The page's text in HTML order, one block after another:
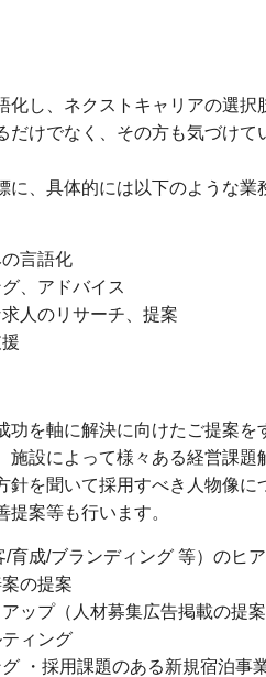
し、ネクストキャリアの選択
けでなく、その方も気づけて
、具体的には以下のような業
言語化
、アドバイス
人のリサーチ、提案
を軸に解決に向けたご提案を
設によって様々ある経営課題
を聞いて採用すべき人物像に
案等も行います。
育成/ブランディング 等）のヒ
の提案
ップ（人材募集広告掲載の提案
ィング
・採用課題のある新規宿泊事